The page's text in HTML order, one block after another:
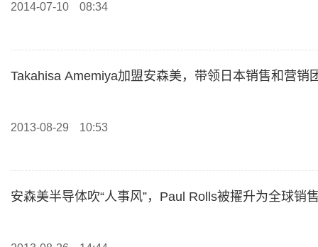
2014-07-10 08:34
Takahisa Amemiya加盟安森美，带领日本销售和营销
2013-08-29 10:53
安森美半导体吹“人事风”，Paul Rolls被擢升为全球销